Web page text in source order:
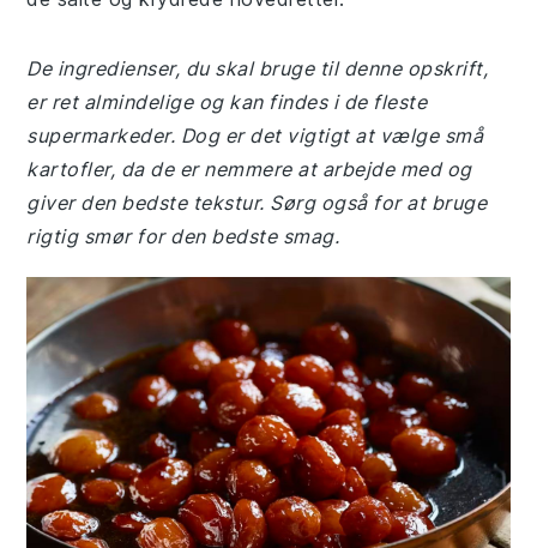
De ingredienser, du skal bruge til denne opskrift,
er ret almindelige og kan findes i de fleste
supermarkeder. Dog er det vigtigt at vælge små
kartofler, da de er nemmere at arbejde med og
giver den bedste tekstur. Sørg også for at bruge
rigtig smør for den bedste smag.